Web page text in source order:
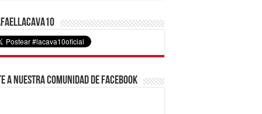
a nuestra comunidad de Facebook